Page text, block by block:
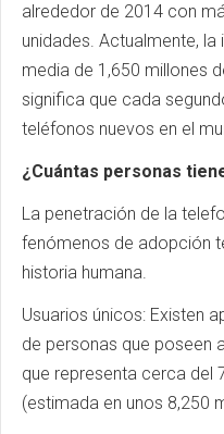
alrededor de 2014 con
unidades. Actualmente,
media de 1,650 millones
significa que cada
teléfonos nuevos en el
¿Cuántas personas
La penetración de la
fenómenos de adopción
historia humana.
Usuarios únicos: Existen
de personas que poseen
que representa cerca del
(estimada en unos 8,250